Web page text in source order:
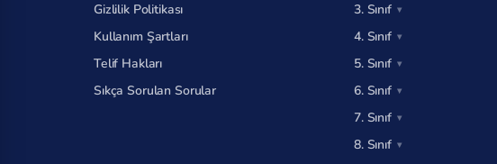
Gizlilik Politikası
Kullanım Şartları
Telif Hakları
Sıkça Sorulan Sorular
3. Sınıf
4. Sınıf
5. Sınıf
6. Sınıf
7. Sınıf
8. Sınıf